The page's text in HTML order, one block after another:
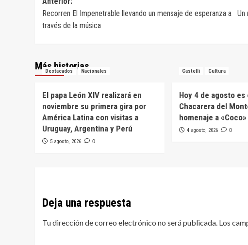
de
Recorren El Impenetrable llevando un mensaje de esperanza a
través de la música
Un
Más historias
Destacados Nacionales
El papa León XIV realizará en
noviembre su primera gira por
América Latina con visitas a
Uruguay, Argentina y Perú
5 agosto, 2026 0
Castelli Cultura
Hoy 4 de agosto es
Chacarera del
homenaje a «Coco»
4 agosto, 2026 0
Deja una respuesta
Tu dirección de correo electrónico no será publicada. Los